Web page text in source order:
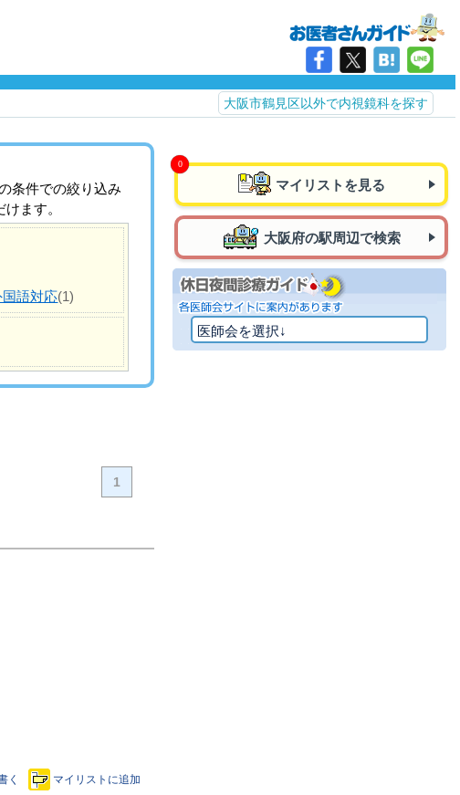
大阪市鶴見区以外で内視鏡科を探す
条件での絞り込み
ます。
国語対応(1)
1
く マイリストに追加
マイリストを見る
大阪府の駅周辺で検索